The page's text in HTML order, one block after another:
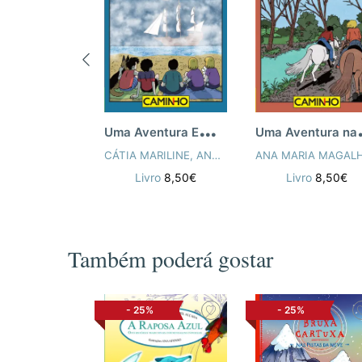
U
ma Aventura Em Busca do Navio Fantasma
CÁTIA MARILINE, ANA MARIA MAGALHÃES ,
Livro 8,50€
ma
Livro 8,50€
Também poderá gostar
- 25% - 25%